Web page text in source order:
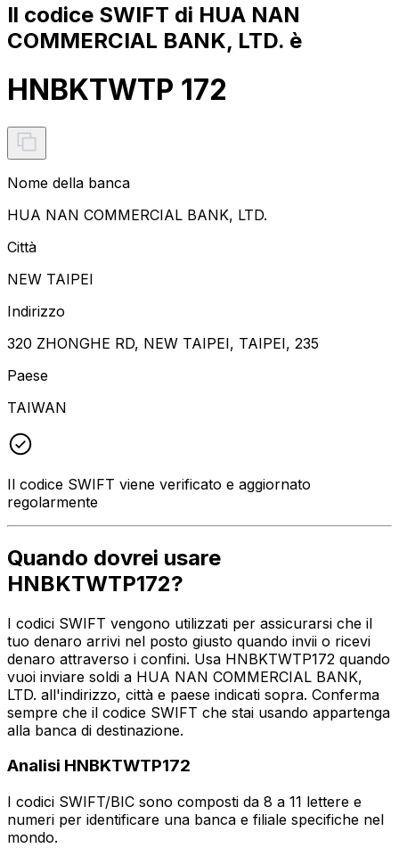
Il codice SWIFT di HUA NAN
COMMERCIAL BANK, LTD. è
HNBKTWTP 172
Nome della banca
HUA NAN COMMERCIAL BANK, LTD.
Città
NEW TAIPEI
Indirizzo
320 ZHONGHE RD, NEW TAIPEI, TAIPEI, 235
Paese
TAIWAN
Il codice SWIFT viene verificato e aggiornato
regolarmente
Quando dovrei usare
HNBKTWTP172?
I codici SWIFT vengono utilizzati per assicurarsi che il
tuo denaro arrivi nel posto giusto quando invii o ricevi
denaro attraverso i confini. Usa HNBKTWTP172 quando
vuoi inviare soldi a HUA NAN COMMERCIAL BANK,
LTD. all'indirizzo, città e paese indicati sopra. Conferma
sempre che il codice SWIFT che stai usando appartenga
alla banca di destinazione.
Analisi HNBKTWTP172
I codici SWIFT/BIC sono composti da 8 a 11 lettere e
numeri per identificare una banca e filiale specifiche nel
mondo.